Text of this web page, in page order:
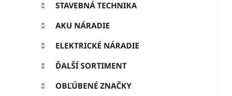
r
e
STAVEBNÁ TECHNIKA
AKU NÁRADIE
ELEKTRICKÉ NÁRADIE
ĎALŠÍ SORTIMENT
OBĽÚBENÉ ZNAČKY